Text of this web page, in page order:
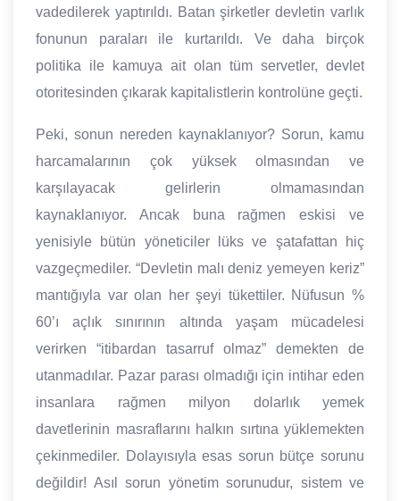
vadedilerek yaptırıldı. Batan şirketler devletin varlık
fonunun paraları ile kurtarıldı. Ve daha birçok
politika ile kamuya ait olan tüm servetler, devlet
otoritesinden çıkarak kapitalistlerin kontrolüne geçti.
Peki, sonun nereden kaynaklanıyor? Sorun, kamu
harcamalarının çok yüksek olmasından ve
karşılayacak gelirlerin olmamasından
kaynaklanıyor. Ancak buna rağmen eskisi ve
yenisiyle bütün yöneticiler lüks ve şatafattan hiç
vazgeçmediler. “Devletin malı deniz yemeyen keriz”
mantığıyla var olan her şeyi tükettiler. Nüfusun %
60’ı açlık sınırının altında yaşam mücadelesi
verirken “itibardan tasarruf olmaz” demekten de
utanmadılar. Pazar parası olmadığı için intihar eden
insanlara rağmen milyon dolarlık yemek
davetlerinin masraflarını halkın sırtına yüklemekten
çekinmediler. Dolayısıyla esas sorun bütçe sorunu
değildir! Asıl sorun yönetim sorunudur, sistem ve